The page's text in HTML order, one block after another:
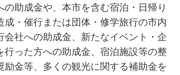
の助成金や、本市を含む宿泊・日帰り
成・催行または団体・修学旅行の市内
会社への助成金、新たなイベント・企
行った方への助成金、宿泊施設等の整
励金等、多くの観光に関する補助金を